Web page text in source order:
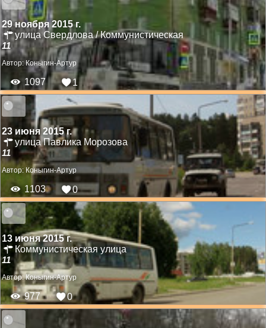
29 ноября 2015 г.
улица Свердлова / Коммунистическая
11
Автор:Коныгин-Артур
1097 1
23 июня 2015 г.
улица Павлика Морозова
11
Автор: Коныгин-Артур
1103 0
13 июня 2015 г.
Коммунистическая улица
11
Автор:Коныгин-Артур
977 0